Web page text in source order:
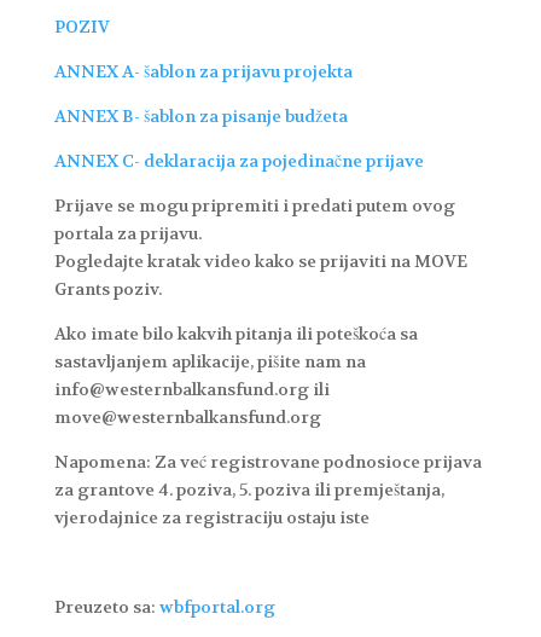
POZIV
ANNEX A- šablon za prijavu projekta
ANNEX B- šablon za pisanje budžeta
ANNEX C- deklaracija za pojedinačne prijave
Prijave se mogu pripremiti i predati putem ovog
portala za prijavu.
Pogledajte kratak video kako se prijaviti na MOVE
Grants poziv.
Ako imate bilo kakvih pitanja ili poteškoća sa
sastavljanjem aplikacije, pišite nam na
info@westernbalkansfund.org ili
move@westernbalkansfund.org
Napomena: Za već registrovane podnosioce prijava
za grantove 4. poziva, 5. poziva ili premještanja,
vjerodajnice za registraciju ostaju iste
Preuzeto sa: wbfportal.org